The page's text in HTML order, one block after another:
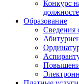
Конкурс
Образование
Сведения